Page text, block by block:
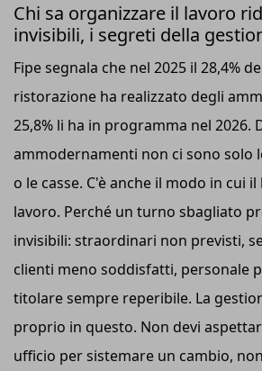
Chi sa organizzare il lavoro
invisibili, i segreti della
Fipe segnala che nel 2025 il 28,4%
ristorazione ha realizzato degli
25,8% li ha in programma nel 2026.
ammodernamenti non ci sono solo
o le casse. C'è anche il modo in cui
lavoro. Perché un turno sbagliato
invisibili: straordinari non previsti,
clienti meno soddisfatti, personale
titolare sempre reperibile. La
proprio in questo. Non devi
ufficio per sistemare un cambio,